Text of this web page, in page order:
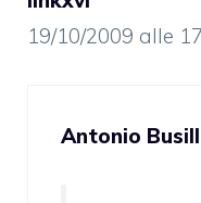
19/10/2009 alle
Antonio